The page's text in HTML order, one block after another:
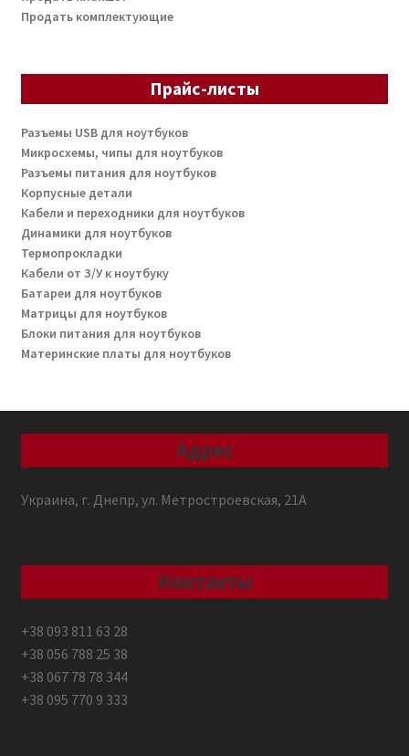
Продать комплектующие
Прайс-листы
Разъемы USB для ноутбуков
Микросхемы, чипы для ноутбуков
Разъемы питания для ноутбуков
Корпусные детали
Кабели и переходники для ноутбуков
Динамики для ноутбуков
Термопрокладки
Кабели от З/У к ноутбуку
Батареи для ноутбуков
Матрицы для ноутбуков
Блоки питания для ноутбуков
Материнские платы для ноутбуков
Адрес
Украина, г. Днепр, ул. Метростроевская, 21А
Контакты
+38 093 811 63 28
+38 056 788 25 38
+38 067 78 78 344
+38 095 770 9 333